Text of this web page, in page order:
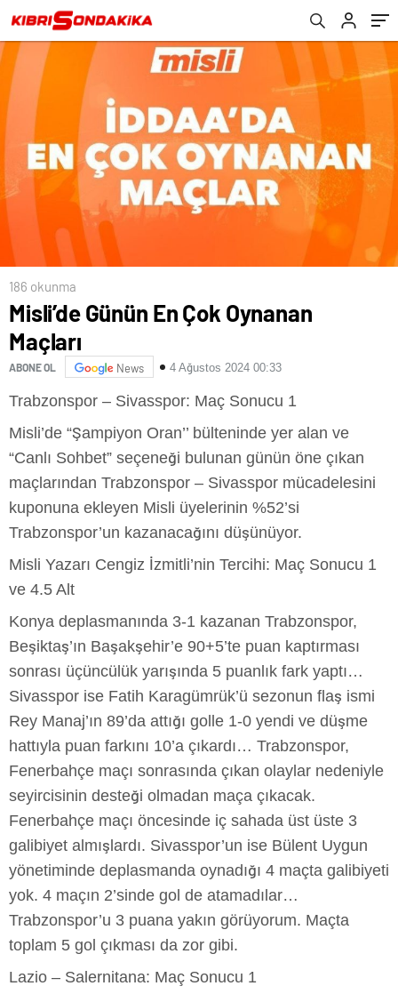
186 okunma
Misli’de Günün En Çok Oynanan
Maçları
ABONE OL News 4 Ağustos 2024 00:33
Trabzonspor – Sivasspor: Maç Sonucu 1
Misli’de “Şampiyon Oran’’ bülteninde yer alan ve
“Canlı Sohbet” seçeneği bulunan günün öne çıkan
maçlarından Trabzonspor – Sivasspor mücadelesini
kuponuna ekleyen Misli üyelerinin %52’si
Trabzonspor’un kazanacağını düşünüyor.
Misli Yazarı Cengiz İzmitli’nin Tercihi: Maç Sonucu 1
ve 4.5 Alt
Konya deplasmanında 3-1 kazanan Trabzonspor,
Beşiktaş’ın Başakşehir’e 90+5’te puan kaptırması
sonrası üçüncülük yarışında 5 puanlık fark yaptı…
Sivasspor ise Fatih Karagümrük’ü sezonun flaş ismi
Rey Manaj’ın 89’da attığı golle 1-0 yendi ve düşme
hattıyla puan farkını 10’a çıkardı… Trabzonspor,
Fenerbahçe maçı sonrasında çıkan olaylar nedeniyle
seyircisinin desteği olmadan maça çıkacak.
Fenerbahçe maçı öncesinde iç sahada üst üste 3
galibiyet almışlardı. Sivasspor’un ise Bülent Uygun
yönetiminde deplasmanda oynadığı 4 maçta galibiyeti
yok. 4 maçın 2’sinde gol de atamadılar…
Trabzonspor’u 3 puana yakın görüyorum. Maçta
toplam 5 gol çıkması da zor gibi.
Lazio – Salernitana: Maç Sonucu 1